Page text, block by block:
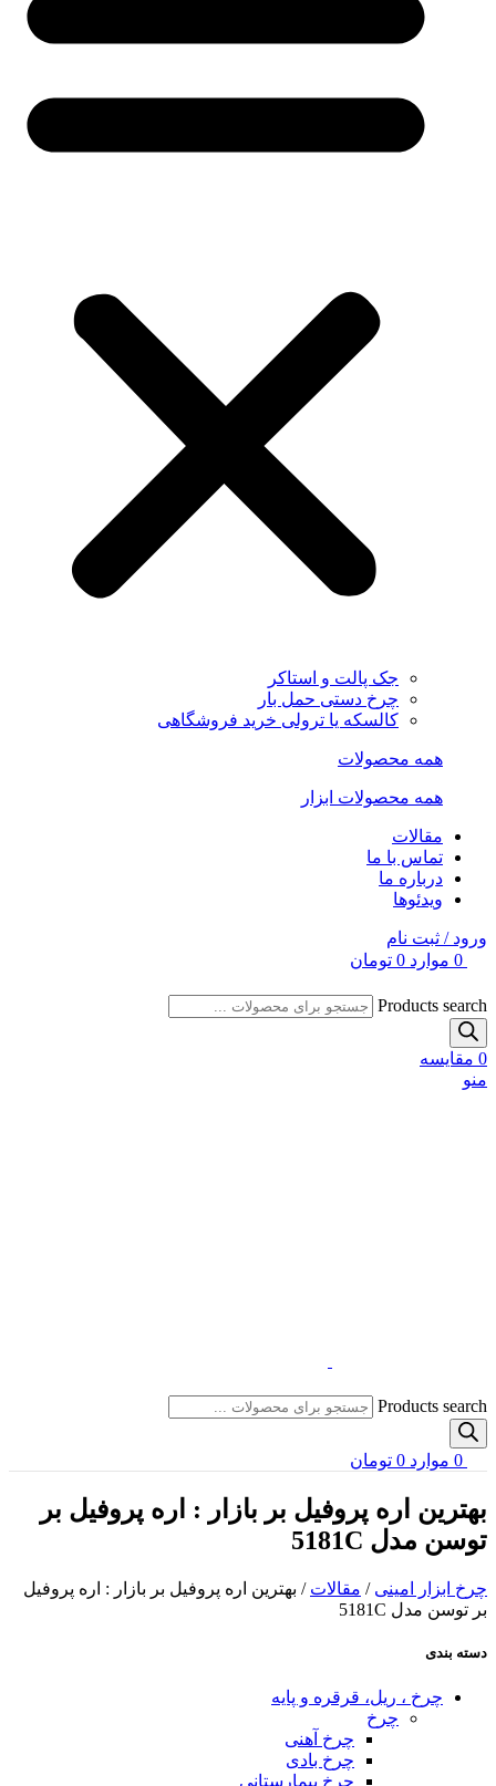
جک پالت و استاکر
چرخ دستی حمل بار
کالسکه یا ترولی خرید فروشگاهی
همه محصولات
همه محصولات ابزار
مقالات
تماس با ما
درباره ما
ویدئوها
ورود / ثبت نام
0 موارد 0 تومان
Products search
0 مقایسه
منو
Products search
0 موارد 0 تومان
بهترین اره پروفیل‌ بر بازار : اره پروفیل‌ بر
توسن مدل 5181C
چرخ ابزار امینی / مقالات / بهترین اره پروفیل‌ بر بازار : اره پروفیل‌
بر توسن مدل 5181C
دسته بندی
چرخ ، ریل، قرقره و پایه
چرخ
چرخ آهنی
چرخ بادی
چرخ بیمارستانی